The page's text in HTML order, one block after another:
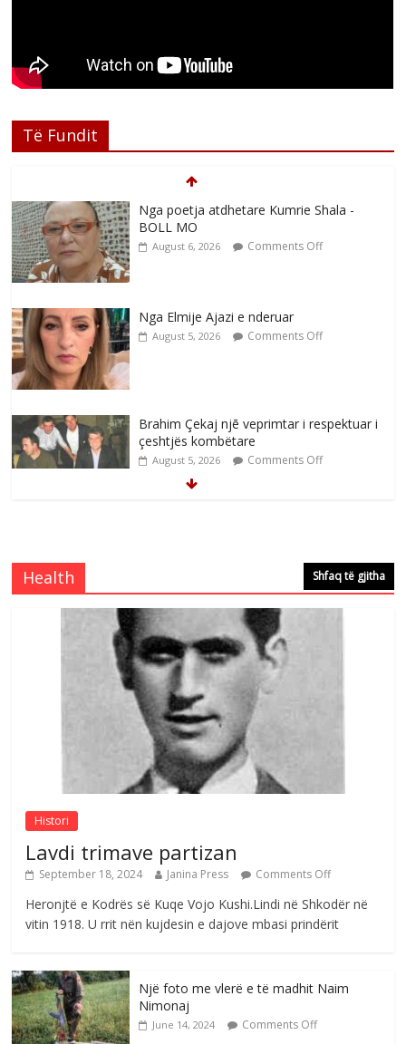
Të Fundit
Nga poetja atdhetare Kumrie Shala -
BOLL MO
August 6, 2026 Comments Off
Nga Elmije Ajazi e nderuar
August 5, 2026 Comments Off
Brahim Çekaj njē veprimtar i respektuar i
çeshtjës kombëtare
August 5, 2026 Comments Off
e invalidëve në Fushë Kosovë
Comments Off
Çlirimtari Agron Gërvalla me takime pune
në atdhe të shoqerisë Levizja
August 3, 2026 Comments Off
Postim me vlera nga artistja e mirëfilltë
Mimoza Gjoni
August 6, 2026 Comments Off
Health Shfaq të gjitha
Histori
Lavdi trimave partizan
September 18, 2024 Janina Press Comments Off
Heronjtë e Kodrës së Kuqe Vojo Kushi.Lindi në Shkodër në
vitin 1918. U rrit nën kujdesin e dajove mbasi prindërit
Një foto me vlerë e të madhit Naim
Nimonaj
June 14, 2024 Comments Off